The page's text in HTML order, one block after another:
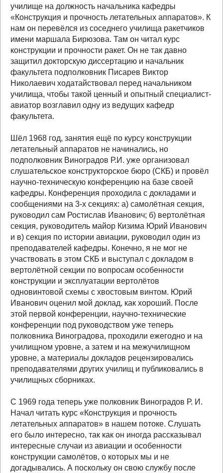
училище на должность начальника кафедры
«Конструкция и прочность летательных аппаратов». К
нам он перевёлся из соседнего училища ракетчиков
имени маршала Бирюзова. Там он читал курс
конструкции и прочности ракет. Он не так давно
защитил докторскую диссертацию и начальник
факультета подполковник Писарев Виктор
Николаевич ходатайствовал перед начальником
училища, чтобы такой ценный и опытный специалист-
авиатор возглавил одну из ведущих кафедр
факультета.
Шёл 1968 год, занятия ещё по курсу конструкции
летательный аппаратов не начинались, но
подполковник Виноградов Р.И. уже организовал
слушательское конструкторское бюро (СКБ) и провёл
научно-техническую конференцию на базе своей
кафедры. Конференция проходила с докладами и
сообщениями на 3-х секциях: а) самолётная секция,
руководил сам Ростислав Иванович; б) вертолётная
секция, руководитель майор Кизима Юрий Иванович
и в) секция по истории авиации, руководил один из
преподавателей кафедры. Конечно, я не мог не
участвовать в этом СКБ и выступал с докладом в
вертолётной секции по вопросам особенности
конструкции и эксплуатации вертолётов
одновинтовой схемы с хвостовым винтом. Юрий
Иванович оценил мой доклад, как хороший. После
этой первой конференции, научно-технические
конференции под руководством уже теперь
полковника Виноградова, проходили ежегодно и на
училищном уровне, а затем и на межучилищном
уровне, а материалы докладов рецензировались
преподавателями других училищ и публиковались в
училищных сборниках.
С 1969 года теперь уже полковник Виноградов Р. И.
Начал читать курс «Конструкция и прочность
летательных аппаратов» в нашем потоке. Слушать
его было интересно, так как он иногда рассказывал
интересные случаи из авиации и особенности
конструкции самолётов, о которых мы и не
догадывались. А поскольку он свою службу после